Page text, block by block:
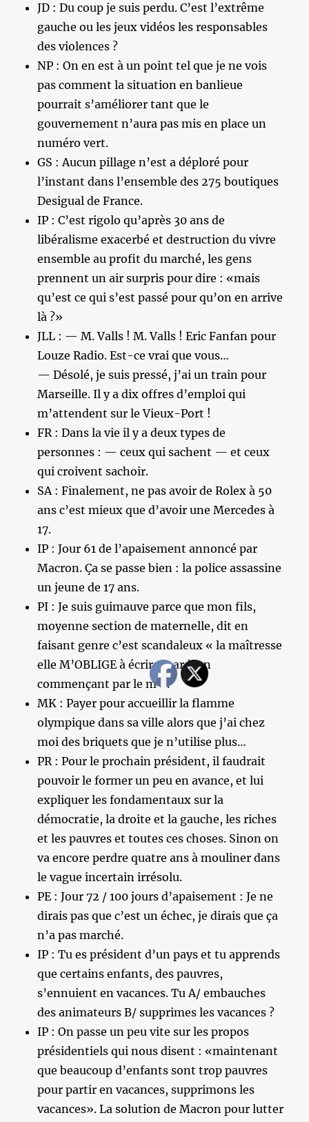
JD : Du coup je suis perdu. C’est l’extrême
gauche ou les jeux vidéos les responsables
des violences ?
NP : On en est à un point tel que je ne vois
pas comment la situation en banlieue
pourrait s’améliorer tant que le
gouvernement n’aura pas mis en place un
numéro vert.
GS : Aucun pillage n’est a déploré pour
l’instant dans l’ensemble des 275 boutiques
Desigual de France.
IP : C’est rigolo qu’après 30 ans de
libéralisme exacerbé et destruction du vivre
ensemble au profit du marché, les gens
prennent un air surpris pour dire : «mais
qu’est ce qui s’est passé pour qu’on en arrive
là ?»
JLL : — M. Valls ! M. Valls ! Eric Fanfan pour
Louze Radio. Est-ce vrai que vous…
— Désolé, je suis pressé, j’ai un train pour
Marseille. Il y a dix offres d’emploi qui
m’attendent sur le Vieux-Port !
FR : Dans la vie il y a deux types de
personnes : — ceux qui sachent — et ceux
qui croivent sachoir.
SA : Finalement, ne pas avoir de Rolex à 50
ans c’est mieux que d’avoir une Mercedes à
17.
IP : Jour 61 de l’apaisement annoncé par
Macron. Ça se passe bien : la police assassine
un jeune de 17 ans.
PI : Je suis guimauve parce que mon fils,
moyenne section de maternelle, dit en
faisant genre c’est scandaleux « la maîtresse
elle M’OBLIGE à écrire mardi en
commençant par le m ».
MK : Payer pour accueillir la flamme
olympique dans sa ville alors que j’ai chez
moi des briquets que je n’utilise plus…
PR : Pour le prochain président, il faudrait
pouvoir le former un peu en avance, et lui
expliquer les fondamentaux sur la
démocratie, la droite et la gauche, les riches
et les pauvres et toutes ces choses. Sinon on
va encore perdre quatre ans à mouliner dans
le vague incertain irrésolu.
PE : Jour 72 / 100 jours d’apaisement : Je ne
dirais pas que c’est un échec, je dirais que ça
n’a pas marché.
IP : Tu es président d’un pays et tu apprends
que certains enfants, des pauvres,
s’ennuient en vacances. Tu A/ embauches
des animateurs B/ supprimes les vacances ?
IP : On passe un peu vite sur les propos
présidentiels qui nous disent : «maintenant
que beaucoup d’enfants sont trop pauvres
pour partir en vacances, supprimons les
vacances». La solution de Macron pour lutter